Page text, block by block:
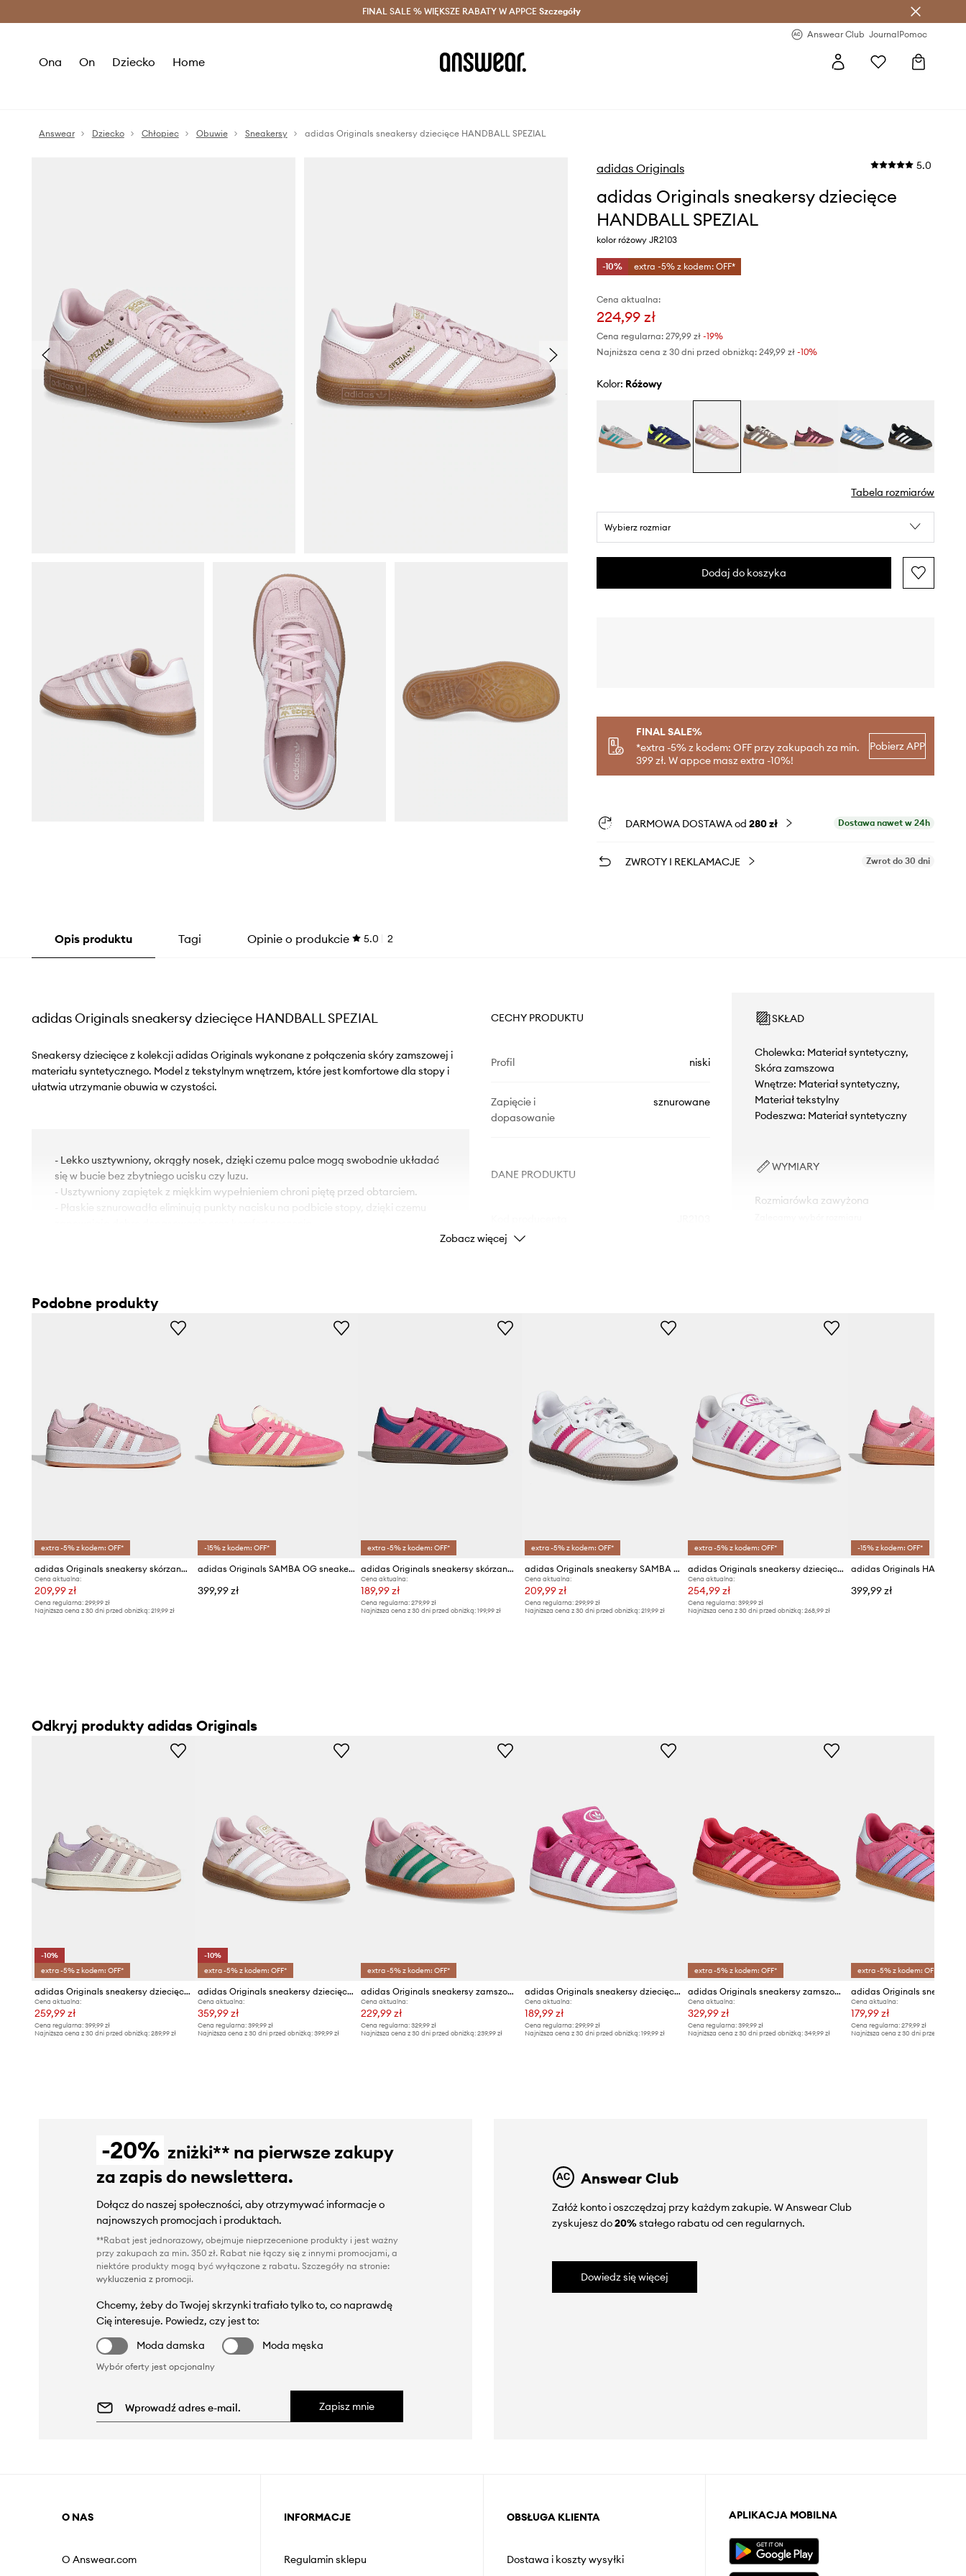
Oszczędzaj z Answear Club > Dostawa nawet w 24h >
FINAL SALE % WIĘKSZE RABATY W APPCE Szczegóły
Answear Club JournalPomoc
Ona On Dziecko Home
Answear Dziecko Chłopiec Obuwie Sneakersy adidas Originals sneakersy dziecięce HANDBALL SPEZIAL
adidas Originals 5.0
adidas Originals sneakersy dziecięce
HANDBALL SPEZIAL
kolor różowy JR2103
-10% extra -5% z kodem: OFF*
Cena aktualna:
224,99 zł
Cena regularna: 279,99 zł-19%
Najniższa cena z 30 dni przed obniżką: 249,99 zł -10%
Kolor: różowy
Tabela rozmiarów
Wybierz rozmiar
Dodaj do koszyka
FINAL SALE%
*extra -5% z kodem: OFF przy zakupach za min.
399 zł. W appce masz extra -10%!
Pobierz APP
DARMOWA DOSTAWA od 280 zł Dostawa nawet w 24h
ZWROTY I REKLAMACJE Zwrot do 30 dni
Opis produktu Tagi Opinie o produkcie 5.0 2
adidas Originals sneakersy dziecięce HANDBALL SPEZIAL
Sneakersy dziecięce z kolekcji adidas Originals wykonane z połączenia skóry zamszowej i
materiału syntetycznego. Model z tekstylnym wnętrzem, które jest komfortowe dla stopy i
ułatwia utrzymanie obuwia w czystości.
- Lekko usztywniony, okrągły nosek, dzięki czemu palce mogą swobodnie układać
się w bucie bez zbytniego ucisku czy luzu.
- Usztywniony zapiętek z miękkim wypełnieniem chroni piętę przed obtarciem.
- Płaskie sznurowadła eliminują punkty nacisku na podbicie stopy, dzięki czemu
CECHY PRODUKTU
Profil niski
Zapięcie i
dopasowanie
sznurowane
DANE PRODUKTU
Producent
SKŁAD
Cholewka: Materiał syntetyczny,
Skóra zamszowa
Wnętrze: Materiał syntetyczny,
Materiał tekstylny
Podeszwa: Materiał syntetyczny
WYMIARY
Rozmiarówka zawyżona
Zobacz więcej
Podobne produkty
extra -5% z kodem: OFF*
adidas Originals sneakersy skórzane dziecięce CAMPUS 00s
Cena aktualna:
209,99 zł
Cena regularna: 299,99 zł
Najniższa cena z 30 dni przed obniżką: 219,99 zł
-15% z kodem: OFF*
adidas Originals SAMBA OG sneakersy dziecięce zamszowe
399,99 zł
extra -5% z kodem: OFF*
adidas Originals sneakersy skórzane dziecięce HANDBALL SPEZIAL
Cena aktualna:
189,99 zł
Cena regularna: 279,99 zł
Najniższa cena z 30 dni przed obniżką: 199,99 zł
extra -5% z kodem: OFF*
adidas Originals sneakersy SAMBA OG
Cena aktualna:
209,99 zł
Cena regularna: 299,99 zł
Najniższa cena z 30 dni przed obniżką: 219,99 zł
extra -5% z kodem: OFF*
adidas Originals sneakersy dziecięce CAMPUS 00s
Cena aktualna:
254,99 zł
Cena regularna:399,99 zł
Najniższa cena z 30 dni przed obniżką:268,99 zł
-15% z kodem: OFF*
399,99 zł
Odkryj produkty adidas Originals
-10%
extra -5% z kodem: OFF*
adidas Originals sneakersy dziecięce CAMPUS 00s
Cena aktualna:
259,99 zł
Cena regularna: 399,99 zł
Najniższa cena z 30 dni przed obniżką: 289,99 zł
-10%
extra -5% z kodem: OFF*
adidas Originals sneakersy dziecięce HANDBALL SPEZIAL
Cena aktualna:
359,99 zł
Cena regularna:399,99 zł
Najniższa cena z 30 dni przed obniżką:399,99 zł
extra -5% z kodem: OFF*
adidas Originals sneakersy zamszowe dziecięce GAZELLE
Cena aktualna:
229,99 zł
Cena regularna: 329,99 zł
Najniższa cena z 30 dni przed obniżką: 239,99 zł
adidas Originals sneakersy dziecięce CAMPUS 00s
Cena aktualna:
189,99 zł
Cena regularna: 299,99 zł
Najniższa cena z 30 dni przed obniżką: 199,99 zł
extra -5% z kodem: OFF*
adidas Originals sneakersy zamszowe HANDBALL SPEZIAL
Cena aktualna:
329,99 zł
Cena regularna:399,99 zł
Najniższa cena z 30 dni przed obniżką:349,99 zł
extra -5% z kodem: OFF*
Cena aktualna:
179,99 zł
Cena regularna: 279,99 zł
Najniższa cena z 30 dni przed obniżką:
-20% zniżki** na pierwsze zakupy
za zapis do newslettera.
Dołącz do naszej społeczności, aby otrzymywać informacje o
najnowszych promocjach i produktach.
**Rabat jest jednorazowy, obejmuje nieprzecenione produkty i jest ważny
przy zakupach za min. 350 zł. Rabat nie łączy się z innymi promocjami, a
niektóre produkty mogą być wyłączone z rabatu. Szczegóły na stronie:
wykluczenia z promocji.
Chcemy, żeby do Twojej skrzynki trafiało tylko to, co naprawdę
Cię interesuje. Powiedz, czy jest to:
Moda damska
Moda męska
Wybór oferty jest opcjonalny
Zapisz mnie
Answear Club
Załóż konto i oszczędzaj przy każdym zakupie. W Answear Club
zyskujesz do20%stałego rabatu od cen regularnych.
Dowiedz się więcej
O NAS
O Answear.com
INFORMACJE
Regulamin sklepu
OBSŁUGA KLIENTA
Dostawa i koszty wysyłki
APLIKACJA MOBILNA